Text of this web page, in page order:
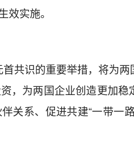
效实施。
共识的重要举措，将为两
，为两国企业创造更加稳
关系、促进共建“一带一